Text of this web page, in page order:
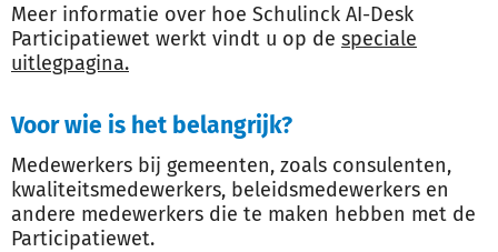
Meer informatie over hoe Schulinck AI-Desk
Participatiewet werkt vindt u op de speciale
uitlegpagina.
Voor wie is het belangrijk?
Medewerkers bij gemeenten, zoals consulenten,
kwaliteitsmedewerkers, beleidsmedewerkers en
andere medewerkers die te maken hebben met de
Participatiewet.